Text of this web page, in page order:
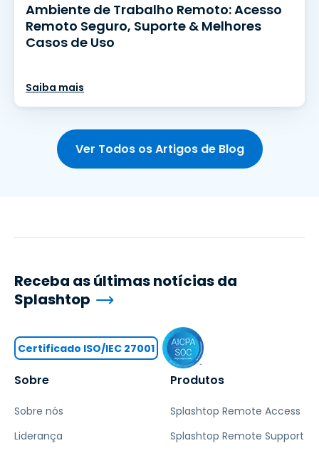
Ambiente de Trabalho Remoto: Acesso
Remoto Seguro, Suporte & Melhores
Casos de Uso
Saiba mais
Ver Todos os Artigos de Blog
Sobre
Sobre nós
Liderança
Produtos
Splashtop Remote Access
Splashtop Remote Support
Receba as últimas notícias da
Splashtop
Certificado ISO/IEC 27001